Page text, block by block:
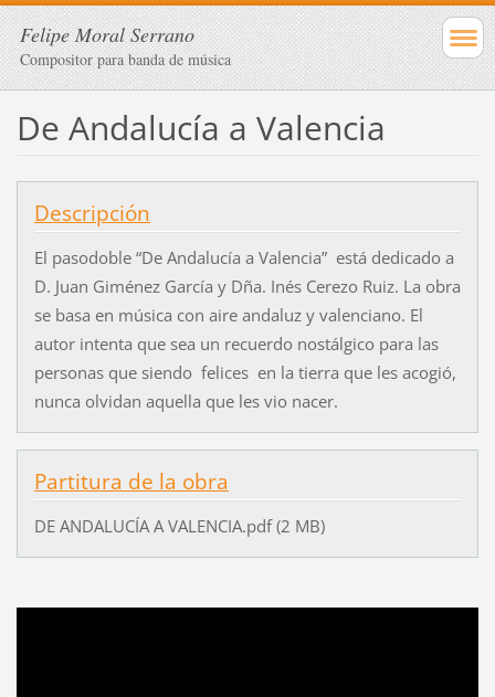
Felipe Moral Serrano
Compositor para banda de música
De Andalucía a Valencia
Descripción
El pasodoble “De Andalucía a Valencia” está dedicado a
D. Juan Giménez García y Dña. Inés Cerezo Ruiz. La obra
se basa en música con aire andaluz y valenciano. El
autor intenta que sea un recuerdo nostálgico para las
personas que siendo felices en la tierra que les acogió,
nunca olvidan aquella que les vio nacer.
Partitura de la obra
DE ANDALUCÍA A VALENCIA.pdf (2 MB)